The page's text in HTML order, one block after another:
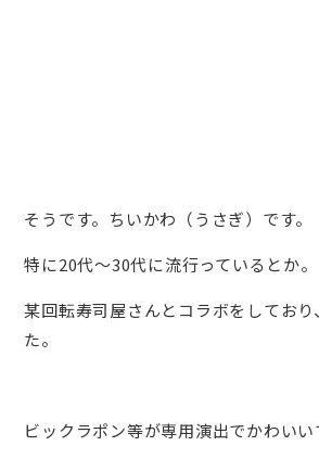
そうです。ちいかわ（うさぎ）です。
特に20代～30代に流行っているとか。
某回転寿司屋さんとコラボをしてお
た。
ビックラポン等が専用演出でかわいい